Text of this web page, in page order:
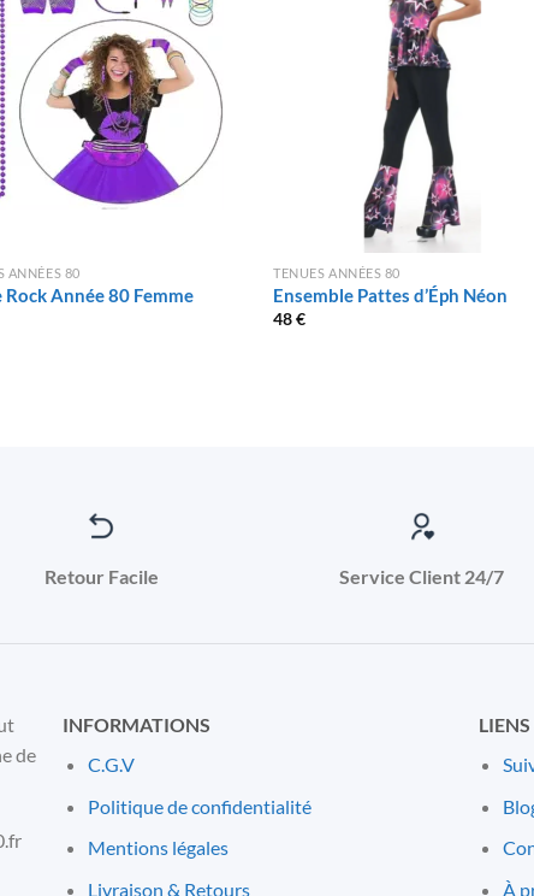
ANNÉES 80
Rock Année 80 Femme
TENUES ANNÉES 80
Ensemble Pattes d’Éph Néon
48€
Retour Facile Service Client 24/7
de
INFORMATIONS
C.G.V
Politique de confidentialité
Mentions légales
Livraison & Retours
À